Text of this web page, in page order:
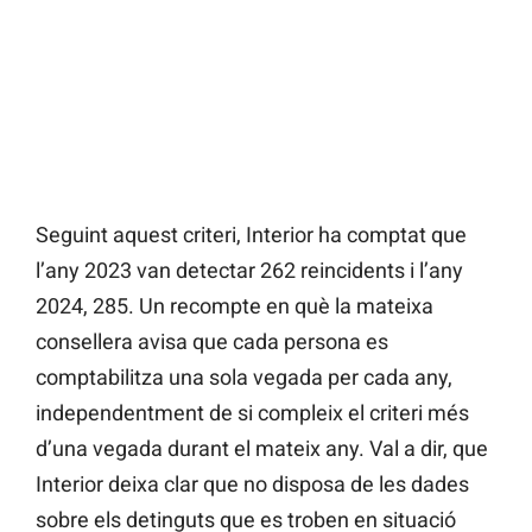
Seguint aquest criteri, Interior ha comptat que
l’any 2023 van detectar 262 reincidents i l’any
2024, 285. Un recompte en què la mateixa
consellera avisa que cada persona es
comptabilitza una sola vegada per cada any,
independentment de si compleix el criteri més
d’una vegada durant el mateix any. Val a dir, que
Interior deixa clar que no disposa de les dades
sobre els detinguts que es troben en situació